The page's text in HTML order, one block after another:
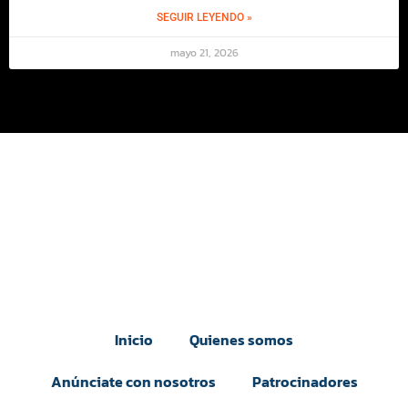
SEGUIR LEYENDO »
mayo 21, 2026
Inicio
Quienes somos
Anúnciate con nosotros
Patrocinadores